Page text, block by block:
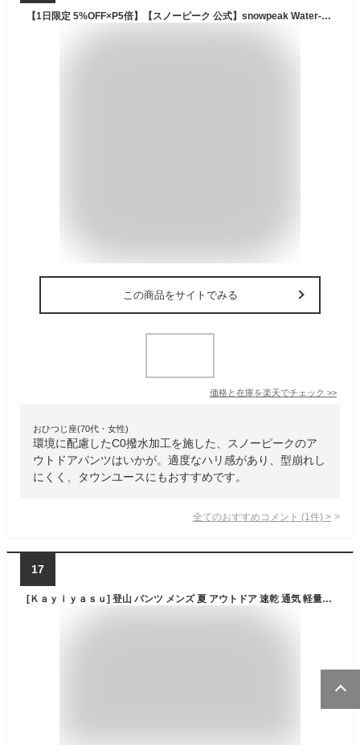
【1日限定 5%OFF×P5倍】【スノーピーク 公式】snowpeak Water-Repellent Stretch Trousers PT-26SU015 アウトドアパンツ 軽量 撥水 パンツ リサイクルナイロン ストレッチ ウエストゴム 洗濯機対応 イージーケア キャンプ アウトドア シンプル おしゃれ
この商品をサイトでみる
価格と在庫を楽天でチェック >>
おひつじ座(70代・女性)
環境に配慮したC0撥水加工を施した、スノーピークのア
ウトドアパンツはいかが。適度なハリ感があり、型崩れし
にくく、タウンユースにもおすすめです。
全てのおすすめコメント (1 件) >
17
[Ｋａｙｉｙａｓｕ] 登山 パンツ メンズ 夏 アウトドア 速乾 通気 軽量 防風 UVカット トレッキング ゴムウェスト テーパード ハイキング イージーパンツ 春 秋 おしゃれ 作業 ロングパンツ 大きいサイズ ボトムス S-4XL(L ブラック)